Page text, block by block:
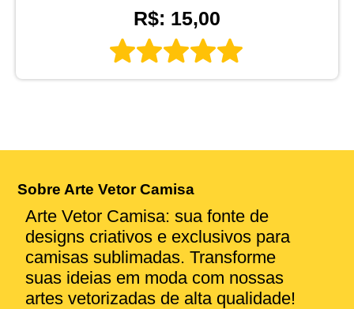
R$: 15,00
Sobre Arte Vetor Camisa
Arte Vetor Camisa: sua fonte de
designs criativos e exclusivos para
camisas sublimadas. Transforme
suas ideias em moda com nossas
artes vetorizadas de alta qualidade!